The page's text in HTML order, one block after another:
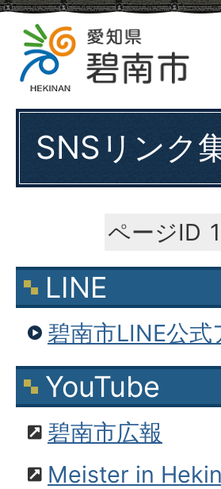
SNSリンク
ページID
LINE
碧南市LINE公式
YouTube
碧南市広報
Meister in